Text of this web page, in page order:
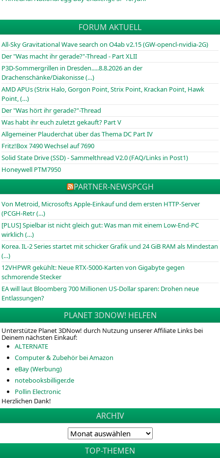
FORUM AKTUELL
All-Sky Gravitational Wave search on O4ab v2.15 (GW-opencl-nvidia-2G)
Der "Was macht ihr gerade?"-Thread - Part XLII
P3D-Sommergrillen in Dresden.....8.8.2026 an der
Drachenschänke/Diakonisse (…)
AMD APUs (Strix Halo, Gorgon Point, Strix Point, Krackan Point, Hawk
Point, (…)
Der "Was hört ihr gerade?"-Thread
Was habt ihr euch zuletzt gekauft? Part V
Allgemeiner Plauderchat über das Thema DC Part IV
Fritz!Box 7490 Wechsel auf 7690
Solid State Drive (SSD) - Sammelthread V2.0 (FAQ/Links in Post1)
Honeywell PTM7950
PARTNER-NEWSPCGH
Von Metroid, Microsofts Apple-Einkauf und dem ersten HTTP-Server
(PCGH-Retr (…)
[PLUS] Spielbar ist nicht gleich gut: Was man mit einem Low-End-PC
wirklich (…)
Korea. IL-2 Series startet mit schicker Grafik und 24 GiB RAM als Mindestan
(…)
12VHPWR gekühlt: Neue RTX-5000-Karten von Gigabyte gegen
schmorende Stecker
EA will laut Bloomberg 700 Millionen US-Dollar sparen: Drohen neue
Entlassungen?
PLANET 3DNOW! HELFEN
Unterstütze Planet 3DNow! durch Nutzung unserer Affiliate Links bei
Deinem nächsten Einkauf:
ALTERNATE
Computer & Zubehör bei Amazon
eBay (Werbung)
notebooksbilliger.de
Pollin Electronic
Herzlichen Dank!
ARCHIV
TOP-THEMEN